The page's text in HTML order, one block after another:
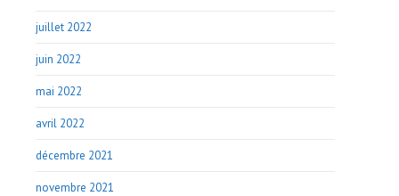
juillet 2022
juin 2022
mai 2022
avril 2022
décembre 2021
novembre 2021